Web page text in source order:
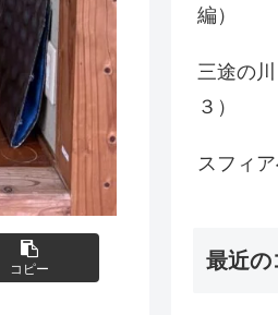
コピー
編）
三途の
３）
スフィ
最近の